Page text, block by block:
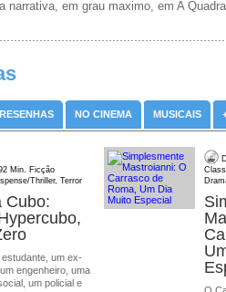
narrativa, em grau maximo, em A
NO CINEMA MUSICAIS
Min. Ficção
Thriller, Terror
Cubo:
um ex-
engenheiro, uma
um policial e